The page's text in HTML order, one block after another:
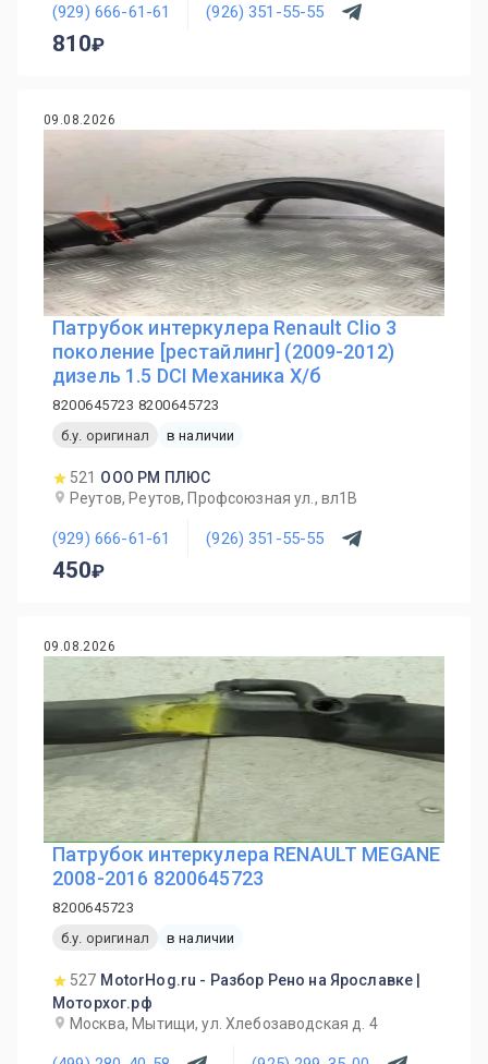
(929) 666-61-61 (926) 351-55-55
810
09.08.2026
Патрубок интеркулера Renault Clio 3
поколение [рестайлинг] (2009-2012)
дизель 1.5 DCI Механика Х/б
8200645723 8200645723
б.у. оригинал
в наличии
521 ООО РМ ПЛЮС
Реутов, Реутов, Профсоюзная ул., вл1В
(929) 666-61-61 (926) 351-55-55
450
09.08.2026
Патрубок интеркулера RENAULT MEGANE
2008-2016 8200645723
8200645723
б.у. оригинал
в наличии
527 MotorHog.ru - Разбор Рено на Ярославке |
Моторхог.рф
Москва, Мытищи, ул. Хлебозаводская д. 4